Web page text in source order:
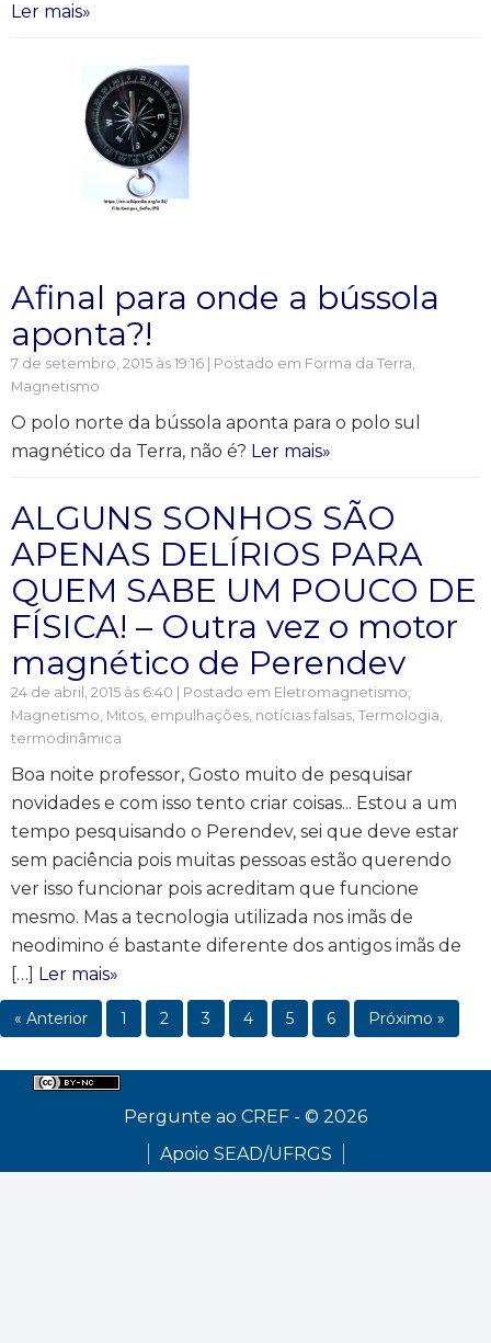
Ler mais»
Afinal para onde a bússola
aponta?!
7 de setembro, 2015 às 19:16 | Postado em Forma da Terra,
Magnetismo
O polo norte da bússola aponta para o polo sul
magnético da Terra, não é? Ler mais»
ALGUNS SONHOS SÃO
APENAS DELÍRIOS PARA
QUEM SABE UM POUCO DE
FÍSICA! – Outra vez o motor
magnético de Perendev
24 de abril, 2015 às 6:40 | Postado em Eletromagnetismo,
Magnetismo, Mitos, empulhações, notícias falsas, Termologia,
termodinâmica
Boa noite professor, Gosto muito de pesquisar
novidades e com isso tento criar coisas... Estou a um
tempo pesquisando o Perendev, sei que deve estar
sem paciência pois muitas pessoas estão querendo
ver isso funcionar pois acreditam que funcione
mesmo. Mas a tecnologia utilizada nos imãs de
neodimino é bastante diferente dos antigos imãs de
[…] Ler mais»
« Anterior 1 2 3 4 5 6 Próximo »
Pergunte ao CREF - © 2026
Apoio SEAD/UFRGS